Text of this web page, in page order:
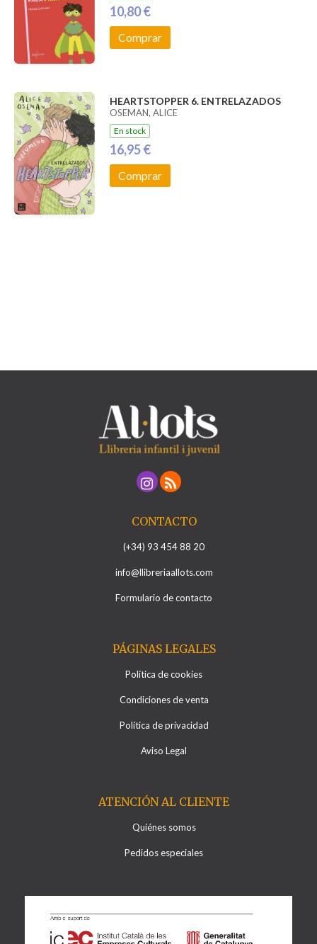
10,80 €
Comprar
HEARTSTOPPER 6. ENTRELAZADOS
OSEMAN, ALICE
En stock
16,95 €
Comprar
CONTACTO
(+34) 93 454 88 20
info@llibreriaallots.com
Formulario de contacto
PÁGINAS LEGALES
Política de cookies
Condiciones de venta
Política de privacidad
Aviso Legal
ATENCIÓN AL CLIENTE
Quiénes somos
Pedidos especiales